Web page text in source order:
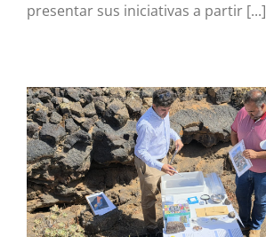
presentar sus iniciativas a partir [...]